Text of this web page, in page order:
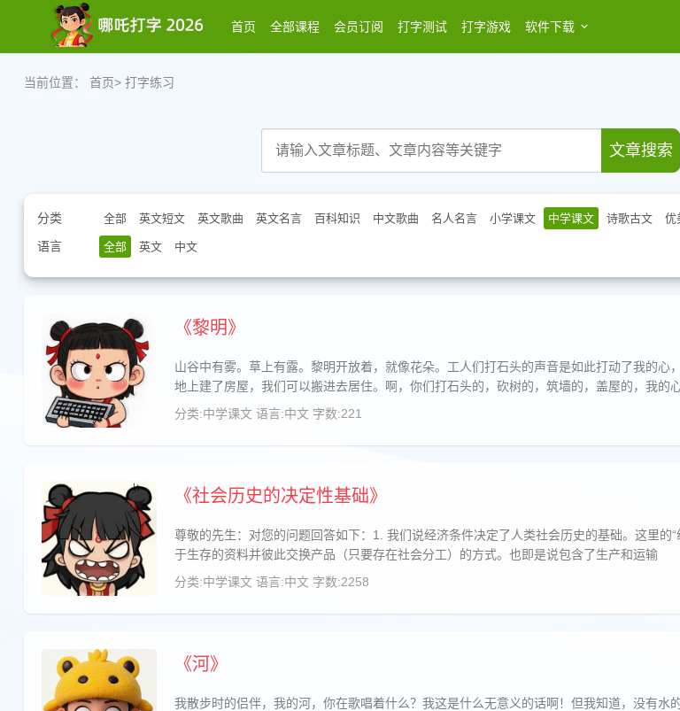
首页 全部课程 会员订阅 打字测试 打字游戏 软件下载
登录
当前位置： 首页> 打字练习
文章搜索
分类 全部 英文短文 英文歌曲 英文名言 百科知识 中文歌曲 名人名言 小学课文 中学课文 诗歌古文 优
语言 全部 英文 中文
《黎明》
山谷中有雾。草上有露。黎明开放着，就像花朵。工人们打石头的声音是如此打动了我的心
地上建了房屋，我们可以搬进去居住。啊，你们打石头的，砍树的，筑墙的，盖屋的，我的
分类:中学课文 语言:中文 字数:221
《社会历史的决定性基础》
尊敬的先生：对您的问题回答如下：1. 我们说经济条件决定了人类社会历史的基础。这里的
于生存的资料并彼此交换产品（只要存在社会分工）的方式。也即是说包含了生产和运输
分类:中学课文 语言:中文 字数:2258
《河》
我散步时的侣伴，我的河，你在歌唱着什么？我这是什么无意义的话啊！但我知道，没有水